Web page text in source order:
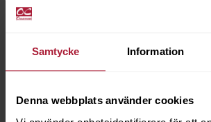
Samtycke Information
Denna webbplats använder cookies